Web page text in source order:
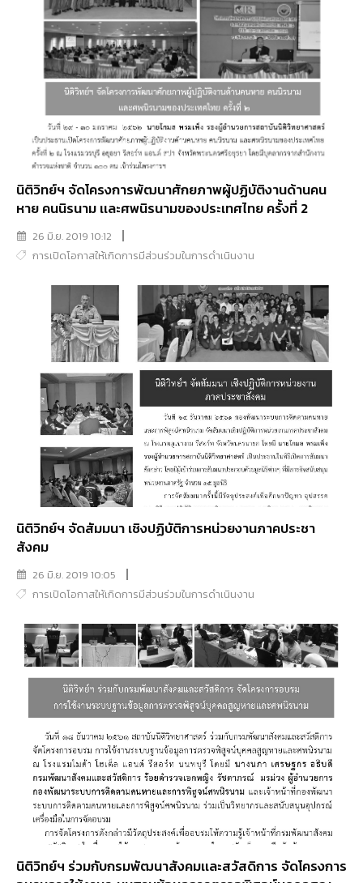
นิติวิทย์ฯ จัดโครงการพัฒนาศักยภาพผู้ปฏิบัติงานด้านคน
หาย คนนิรนาม เเละศพนิรนามของประเทศไทย ครั้งที่ 2
26 มิ.ย. 2019 10:12
การเปิดโอกาสให้เกิดการมีส่วนร่วมในการดำเนินงาน
นิติวิทย์ฯ จัดสัมมนา เชิงปฏิบัติการหน่วยงานภาคประชา
สังคม
26 มิ.ย. 2019 10:05
การเปิดโอกาสให้เกิดการมีส่วนร่วมในการดำเนินงาน
นิติวิทย์ฯ ร่วมกับกรมพัฒนาสังคมเเละสวัสดิการ จัดโครงการ